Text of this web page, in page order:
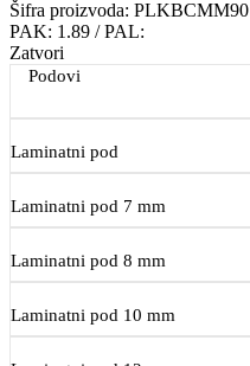
Šifra proizvoda: PLKBCMM90
PAK: 1.89 / PAL:
Zatvori
Podovi
Laminatni pod
Laminatni pod 7 mm
Laminatni pod 8 mm
Laminatni pod 10 mm